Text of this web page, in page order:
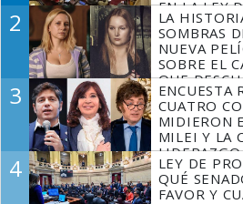
EN LA LEY
FUEGO
2
LA
SOMBRAS
NUEVA
SOBRE EL
QUE
MARIDO
3
ENCUESTA
CUATRO
MIDIERON
MILEI Y LA
4
LEY DE
QUÉ
FAVOR Y